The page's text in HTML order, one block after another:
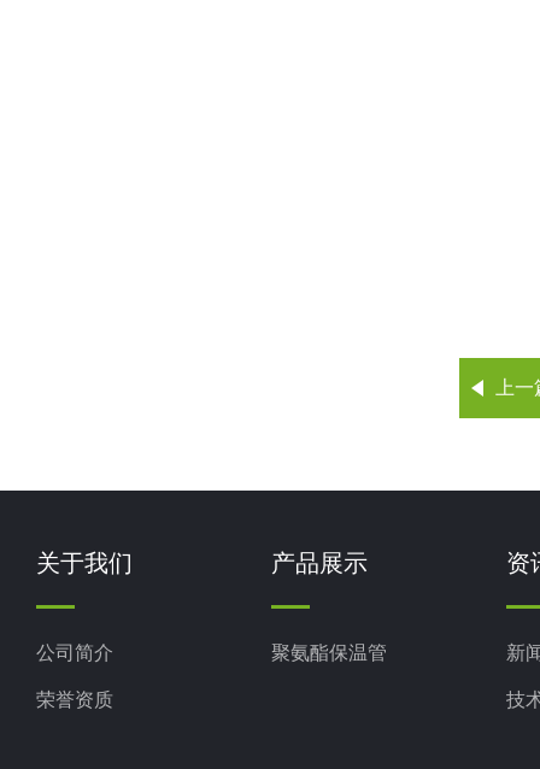
上
关于我们
公司简介
荣誉资质
产品展示
聚氨酯保温管
资
新
技